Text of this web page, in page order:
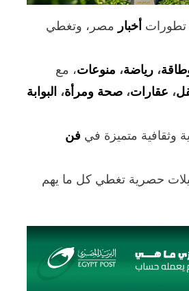
تطورات أخبار مصر، وتغطي
، رياضة، منوعات، مع
، عقارات، صحة ومرأة، البوابة
وثقافية متميزة في فن
حصرية تغطي كل ما يهم